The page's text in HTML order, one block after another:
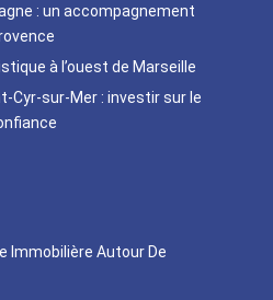
: un accompagnement
à l’ouest de Marseille
Cyr-sur-Mer : investir sur le
Immobilière Autour De